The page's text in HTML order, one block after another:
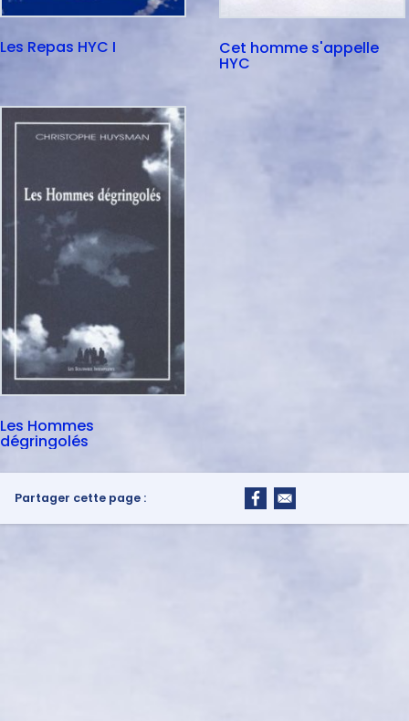
Les Repas HYC I Cet homme s'appelle
HYC
Les Hommes
dégringolés
Partager cette page :